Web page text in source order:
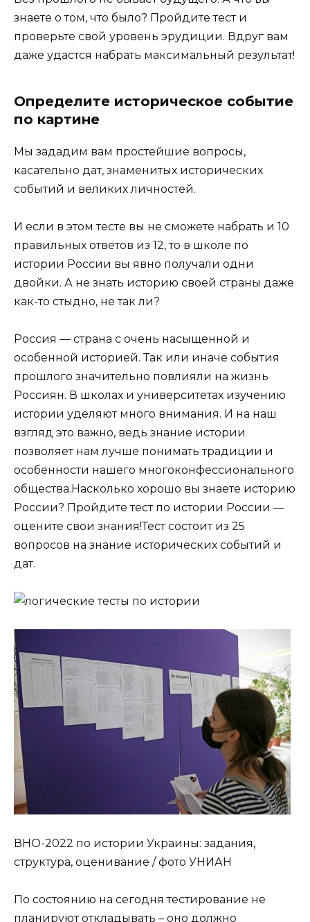
знаете о том, что было? Пройдите тест и
проверьте свой уровень эрудиции. Вдруг вам
даже удастся набрать максимальный результат!
Определите историческое событие
по картине
Мы зададим вам простейшие вопросы,
касательно дат, знаменитых исторических
событий и великих личностей.
И если в этом тесте вы не сможете набрать и 10
правильных ответов из 12, то в школе по
истории России вы явно получали одни
двойки. А не знать историю своей страны даже
как-то стыдно, не так ли?
Россия — страна с очень насыщенной и
особенной историей. Так или иначе события
прошлого значительно повлияли на жизнь
Россиян. В школах и университетах изучению
истории уделяют много внимания. И на наш
взгляд это важно, ведь знание истории
позволяет нам лучше понимать традиции и
особенности нашего многоконфессионального
общества.Насколько хорошо вы знаете историю
России? Пройдите тест по истории России —
оцените свои знания!Тест состоит из 25
вопросов на знание исторических событий и
дат.
ВНО-2022 по истории Украины: задания,
структура, оценивание / фото УНИАН
По состоянию на сегодня тестирование не
планируют откладывать – оно должно